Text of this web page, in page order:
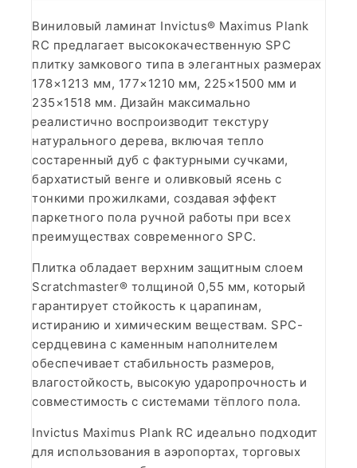
Виниловый ламинат Invictus® Maximus Plank
RC предлагает высококачественную SPC
плитку замкового типа в элегантных размерах
178×1213 мм, 177×1210 мм, 225×1500 мм и
235×1518 мм. Дизайн максимально
реалистично воспроизводит текстуру
натурального дерева, включая тепло
состаренный дуб с фактурными сучками,
бархатистый венге и оливковый ясень с
тонкими прожилками, создавая эффект
паркетного пола ручной работы при всех
преимуществах современного SPC.
Плитка обладает верхним защитным слоем
Scratchmaster® толщиной 0,55 мм, который
гарантирует стойкость к царапинам,
истиранию и химическим веществам. SPC-
сердцевина с каменным наполнителем
обеспечивает стабильность размеров,
влагостойкость, высокую ударопрочность и
совместимость с системами тёплого пола.
Invictus Maximus Plank RC идеально подходит
для использования в аэропортах, торговых